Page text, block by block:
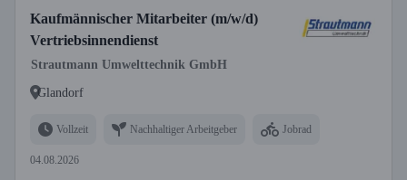
Kaufmännischer Mitarbeiter (m/w/d)
Vertriebsinnendienst
Strautmann Umwelttechnik GmbH
Glandorf
Vollzeit Nachhaltiger Arbeitgeber Jobrad
04.08.2026